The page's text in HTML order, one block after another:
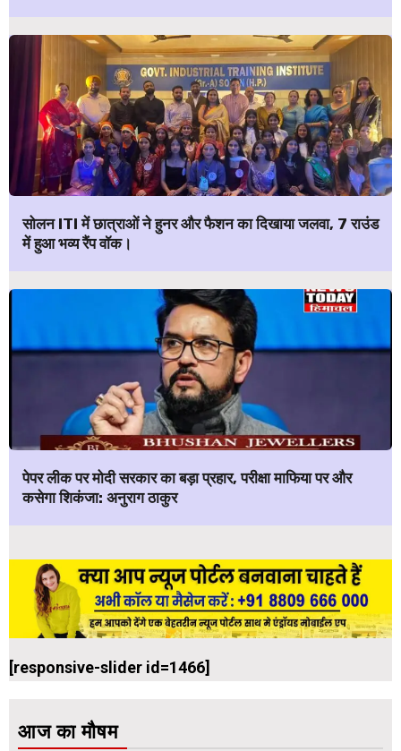
सोलन ITI में छात्राओं ने हुनर और फैशन का दिखाया जलवा, 7 राउंड
में हुआ भव्य रैंप वॉक।
पेपर लीक पर मोदी सरकार का बड़ा प्रहार, परीक्षा माफिया पर और
कसेगा शिकंजा: अनुराग ठाकुर
[responsive-slider id=1466]
आज का मौषम